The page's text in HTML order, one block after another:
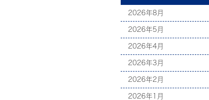
2026年8月
2026年5月
2026年4月
2026年3月
2026年2月
2026年1月